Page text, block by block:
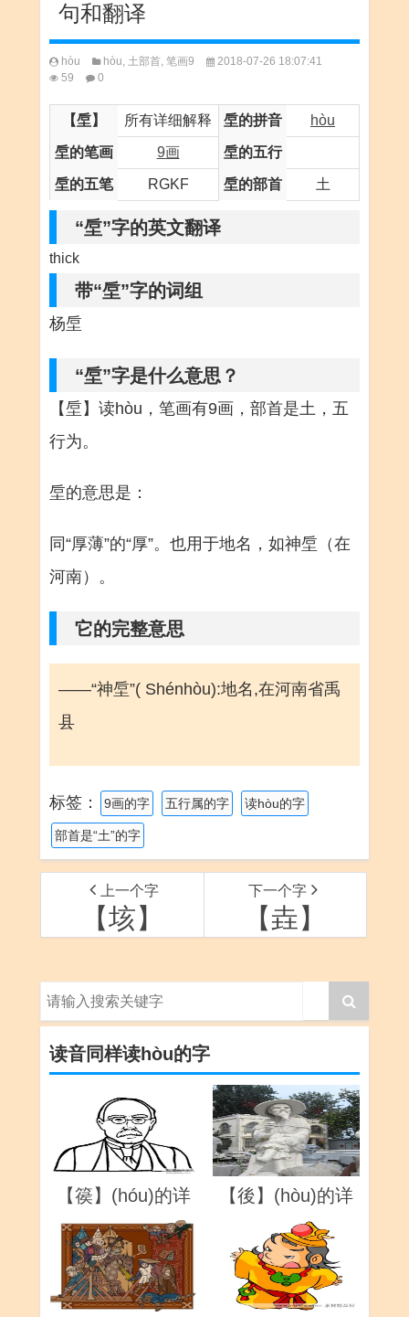
句和翻译
hòu hòu, 土部首, 笔画9
2018-07-26 18:07:41
59
0
【垕】 所有详细解释 垕的拼音 hòu
垕的笔画 9画 垕的五行
垕的五笔 RGKF 垕的部首 土
“垕”字的英文翻译
thick
带“垕”字的词组
杨垕
“垕”字是什么意思？
【垕】读hòu，笔画有9画，部首是土，五
行为。
垕的意思是：
同“厚薄”的“厚”。也用于地名，如神垕（在
河南）。
它的完整意思
——“神垕”( Shénhòu):地名,在河南省禹
县
标签： 9画的字 五行属的字 读hòu的字
部首是“土”的字
上一个字
【垓】
下一个字
【垚】
读音同样读hòu的字
【篌】(hóu)的详
解
【後】(hòu)的详